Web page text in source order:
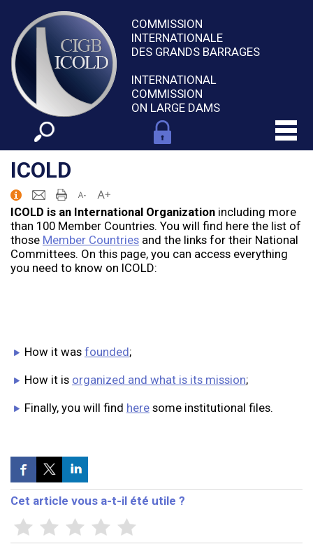
COMMISSION
INTERNATIONALE
DES GRANDS BARRAGES
INTERNATIONAL
COMMISSION
ON LARGE DAMS
ICOLD
ICOLD is an International Organizationincluding more
than 100 Member Countries. You will find here the list of
those Member Countriesand the links for their National
Committees. On this page, you can access everything
you need to know on ICOLD:
How it was founded;
How it is organized and what is its mission;
Finally, you will find heresome institutional files.
Cet article vous a-t-il été utile ?